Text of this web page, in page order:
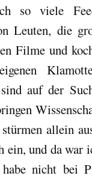
so viele
Leuten, die
Filme und
auf der
allein
ein, und da war
nicht bei